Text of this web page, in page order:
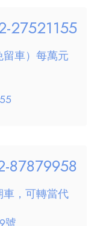
27521155
車）每萬元
87879958
，可轉當代